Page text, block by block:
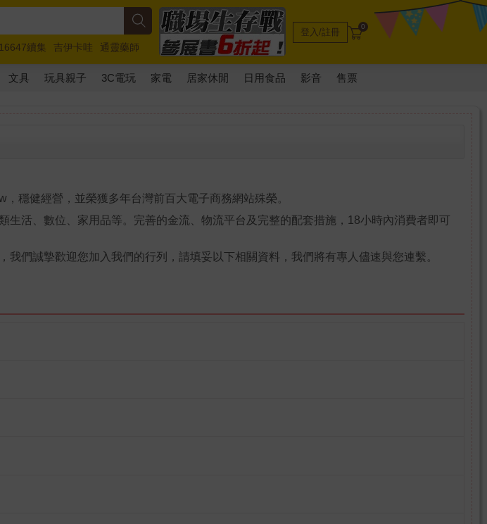
16647續集 吉伊卡哇
通靈藥師
超慢跑
登入/註冊 0
文具 玩具親子 3C電玩 家電 居家休閒 日用食品 影音 售票
穩健經營，並榮獲多年台灣前百大電子商務網站殊榮。
活、數位、家用品等。完善的金流、物流平台及完整的配套措施，18小時內消費者即可
們誠摯歡迎您加入我們的行列，請填妥以下相關資料，我們將有專人儘速與您連繫。